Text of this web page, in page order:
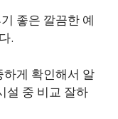
좋은 깔끔한 예
.
게 확인해서 알
설 중 비교 잘하